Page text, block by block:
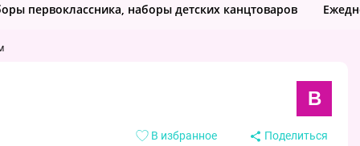
первоклассника, наборы детских канцтоваров
B
В избранное Поделиться